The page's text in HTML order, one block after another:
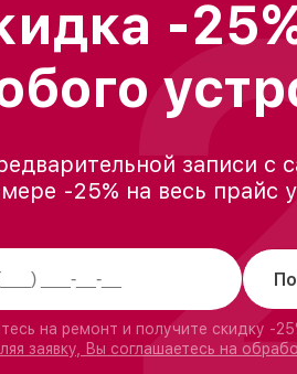
-
записи с
-25% на весь прайс
на ремонт и получите скидку -
заявку, Вы соглашаетесь на